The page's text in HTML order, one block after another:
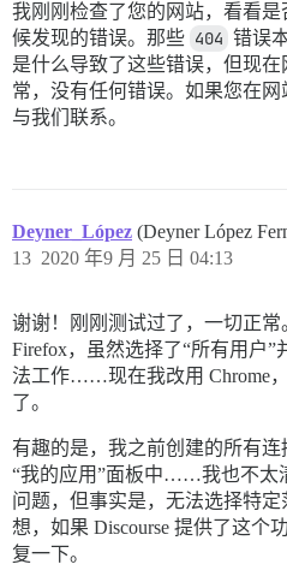
我刚刚检查了您的网站，看看是
候发现的错误。那些 404 错误
是什么导致了这些错误，但现
常，没有任何错误。如果您在
与我们联系。
Deyner_López (Deyner López
2020 年9 月 25 日 04:13
13
谢谢！刚刚测试过了，一切正
Firefox，虽然选择了“所有用户
法工作……现在我改用 Chrome
了。
有趣的是，我之前创建的所有连
“我的应用”面板中……我也不太
问题，但事实是，无法选择特
想，如果 Discourse 提供了这个
复一下。